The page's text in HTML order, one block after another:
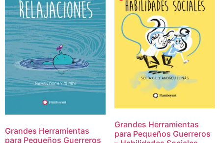
Grandes Herramientas
para Pequeños Guerreros
Grandes Herramientas
para Pequeños Guerreros